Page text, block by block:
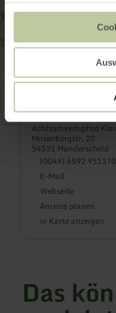
Achtsamkeitspfad
Mosenbergstr. 22
54531 Manderscheid
(0049) 6592 951370
E-Mail
Webseite
Anreise planen
in Karte anzeigen
Das